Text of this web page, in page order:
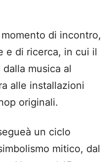
di incontro,
e di ricerca, in cui il
musica al
alle installazioni
originali.
un ciclo
mitico, dal